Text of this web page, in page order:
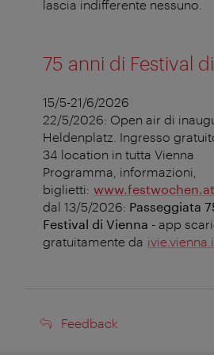
lascia indifferente nessuno.
75 anni di Festival
15/5-21/6/2026
22/5/2026: Open air di
Heldenplatz. Ingresso
34 location in tutta Vienna
Programma, informazioni,
biglietti: www.festwochen.at
dal 13/5/2026: Passeggiata
Festival di Vienna - app
gratuitamente da
Feedback
Feedback